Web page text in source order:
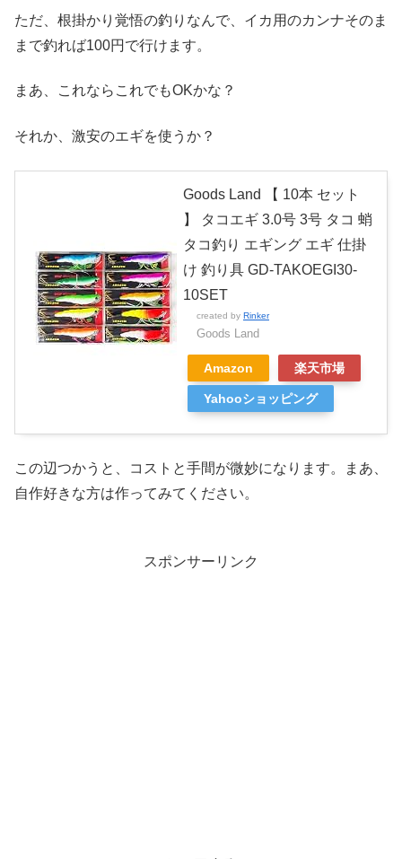
ただ、根掛かり覚悟の釣りなんで、イカ用のカンナそのま
まで釣れば100円で行けます。
まあ、これならこれでもOKかな？
それか、激安のエギを使うか？
Goods Land 【 10本 セット
】 タコエギ 3.0号 3号 タコ 蛸
タコ釣り エギング エギ 仕掛
け 釣り具 GD-TAKOEGI30-
10SET
created by Rinker
Goods Land
Amazon 楽天市場
Yahooショッピング
この辺つかうと、コストと手間が微妙になります。まあ、
自作好きな方は作ってみてください。
スポンサーリンク